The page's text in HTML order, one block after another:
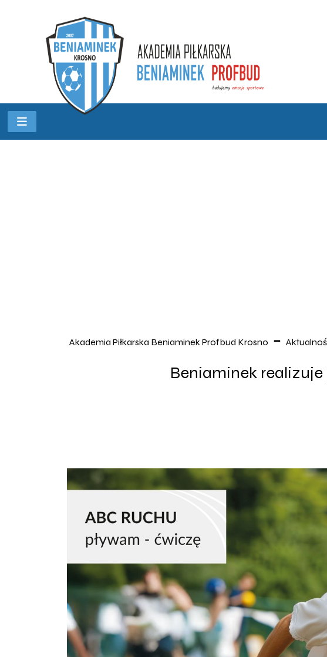
Akademia Piłkarska Beniaminek Profbud Krosno
Beniaminek realizuje